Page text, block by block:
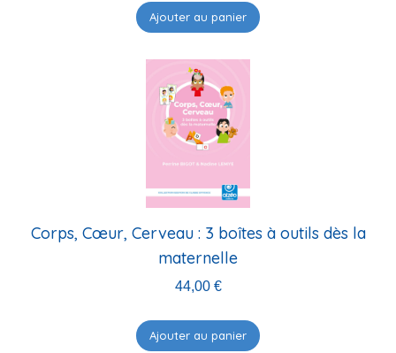
Ajouter au panier
Corps, Cœur, Cerveau : 3 boîtes à outils dès la
maternelle
44,00 €
Ajouter au panier